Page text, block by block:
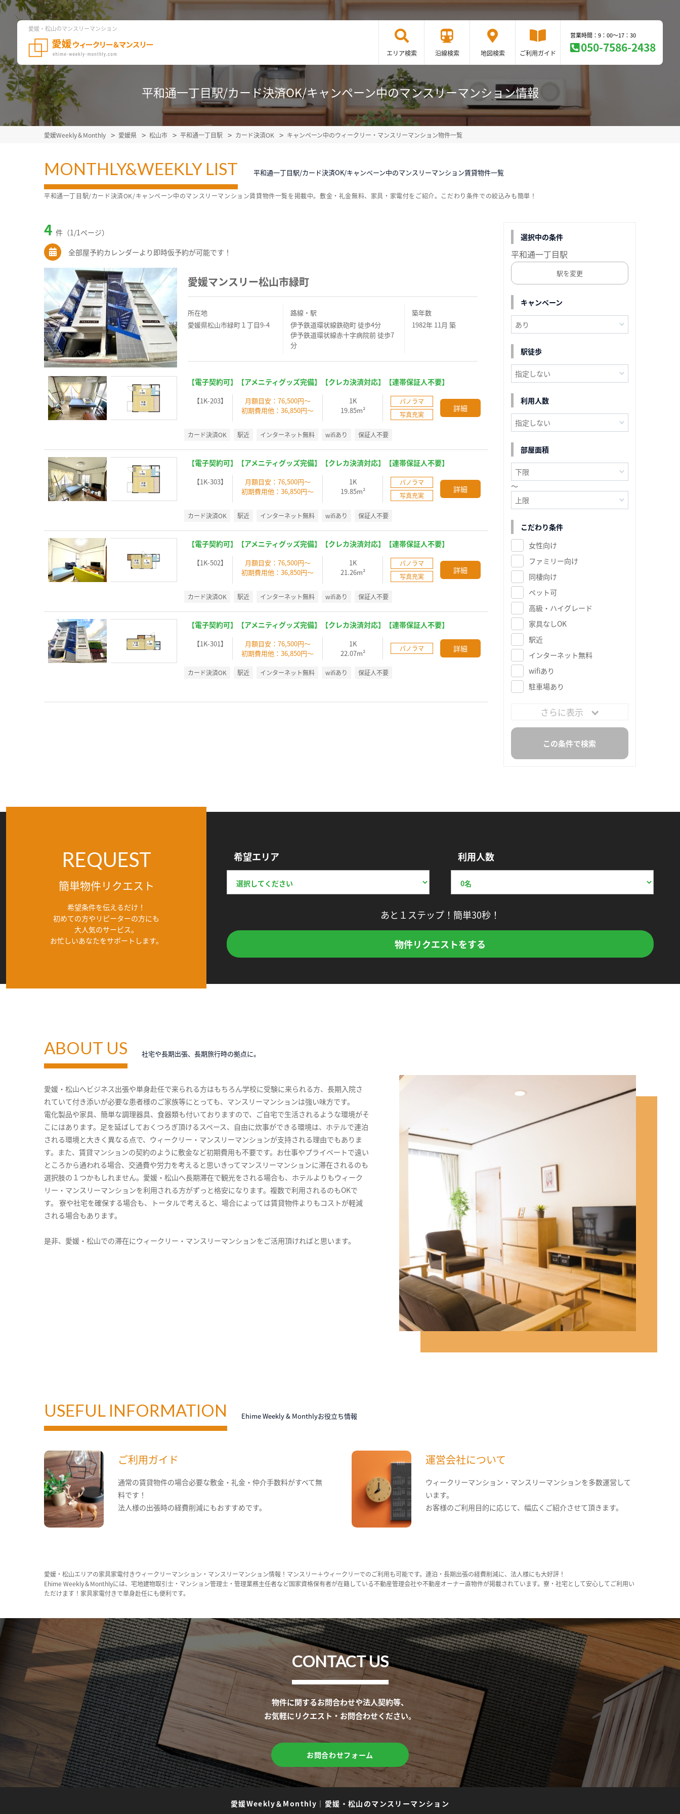
愛媛・松山のマンスリーマンション
エリア検索 沿線検索 地図検索 ご利用ガイド
営業時間：9：00～17：30
050-7586-2438
平和通一丁目駅/カード決済OK/キャンペーン中のマンスリーマンション情報
愛媛Weekly＆Monthly 愛媛県 松山市 平和通一丁目駅 カード決済OK キャンペーン中のウィークリー・マンスリーマンション物件一覧
MONTHLY&WEEKLY LIST 平和通一丁目駅/カード決済OK/キャンペーン中のマンスリーマンション賃貸物件一覧
4 件（1/1ページ）
全部屋予約カレンダーより即時仮予約が可能です！
愛媛マンスリー松山市緑町
所在地
愛媛県松山市緑町１丁目9-4
路線・駅
伊予鉄道環状線鉄砲町 徒歩4分
伊予鉄道環状線赤十字病院前 徒歩7
分
築年数
1982年 11月 築
【電子契約可】【アメニティグッズ完備】【クレカ決済対応】【連帯保証人不要】
【1K-203】
月額目安：76,500円～
初期費用他：36,850円～
1K
19.85m²
パノラマ
写真充実
詳細
カード決済OK 駅近 インターネット無料 wifiあり 保証人不要
【電子契約可】【アメニティグッズ完備】【クレカ決済対応】【連帯保証人不要】
【1K-303】
月額目安：76,500円～
初期費用他：36,850円～
1K
19.85m²
パノラマ
写真充実
詳細
カード決済OK 駅近 インターネット無料 wifiあり 保証人不要
【電子契約可】【アメニティグッズ完備】【クレカ決済対応】【連帯保証人不要】
【1K-502】
月額目安：76,500円～
初期費用他：36,850円～
1K
21.26m²
パノラマ
写真充実
詳細
カード決済OK 駅近 インターネット無料 wifiあり 保証人不要
【電子契約可】【アメニティグッズ完備】【クレカ決済対応】【連帯保証人不要】
【1K-301】
月額目安：76,500円～
初期費用他：36,850円～
1K
22.07m²
パノラマ 詳細
カード決済OK 駅近 インターネット無料 wifiあり 保証人不要
平和通一丁目駅/カード決済OK/キャンペーン中のマンスリーマンション賃貸物件一覧を掲載中。敷金・礼金無料、家具・家電付をご紹介。こだわり条件での絞込みも簡単！
選択中の条件
平和通一丁目駅
駅を変更
キャンペーン
駅徒歩
利用人数
部屋面積
～
こだわり条件
女性向け
ファミリー向け
同棲向け
ペット可
高級・ハイグレード
家具なしOK
駅近
インターネット無料
wifiあり
駐車場あり
さらに表示
REQUEST
簡単物件リクエスト
希望条件を伝えるだけ！
初めての方やリピーターの方にも
大人気のサービス。
お忙しいあなたをサポートします。
希望エリア 利用人数
あと１ステップ！簡単30秒！
物件リクエストをする
ABOUT US 社宅や長期出張、長期旅行時の拠点に。
愛媛・松山へビジネス出張や単身赴任で来られる方はもちろん学校に受験に来られる方、長期入院さ
れていて付き添いが必要な患者様のご家族等にとっても、マンスリーマンションは強い味方です。
電化製品や家具、簡単な調理器具、食器類も付いておりますので、ご自宅で生活されるような環境がそ
こにはあります。足を延ばしておくつろぎ頂けるスペース、自由に炊事ができる環境は、ホテルで連泊
される環境と大きく異なる点で、ウィークリー・マンスリーマンションが支持される理由でもありま
す。また、賃貸マンションの契約のように敷金など初期費用も不要です。お仕事やプライベートで遠い
ところから通われる場合、交通費や労力を考えると思いきってマンスリーマンションに滞在されるのも
選択肢の１つかもしれません。愛媛・松山へ長期滞在で観光をされる場合も、ホテルよりもウィーク
リー・マンスリーマンションを利用される方がずっと格安になります。複数で利用されるのもOKで
す。 寮や社宅を確保する場合も、トータルで考えると、場合によっては賃貸物件よりもコストが軽減
される場合もあります。
是非、愛媛・松山での滞在にウィークリー・マンスリーマンションをご活用頂ければと思います。
USEFUL INFORMATION Ehime Weekly & Monthlyお役立ち情報
ご利用ガイド
通常の賃貸物件の場合必要な敷金・礼金・仲介手数料がすべて無
料です！
法人様の出張時の経費削減にもおすすめです。
運営会社について
ウィークリーマンション・マンスリーマンションを多数運営して
います。
お客様のご利用目的に応じて、幅広くご紹介させて頂きます。
愛媛・松山エリアの家具家電付きウィークリーマンション・マンスリーマンション情報！マンスリー＋ウィークリーでのご利用も可能です。連泊・長期出張の経費削減に、法人様にも大好評！
Ehime Weekly＆Monthlyには、宅地建物取引士・マンション管理士・管理業務主任者など国家資格保有者が在籍している不動産管理会社や不動産オーナー直物件が掲載されています。寮・社宅として安心してご利用い
ただけます！家具家電付きで単身赴任にも便利です。
CONTACT US
物件に関するお問合わせや法人契約等、
お気軽にリクエスト・お問合わせください。
お問合わせフォーム
愛媛Weekly＆Monthly ｜ 愛媛・松山のマンスリーマンション